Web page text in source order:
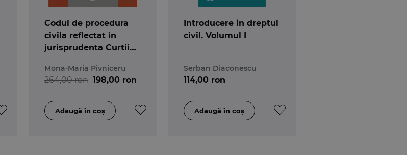
Codul de procedura
civila reflectat in
jurisprudenta Curtii
Mona-Maria Pivniceru
264,00 ron 198,00 ron
Introducere in dreptul
civil. Volumul I
Serban Diaconescu
114,00 ron